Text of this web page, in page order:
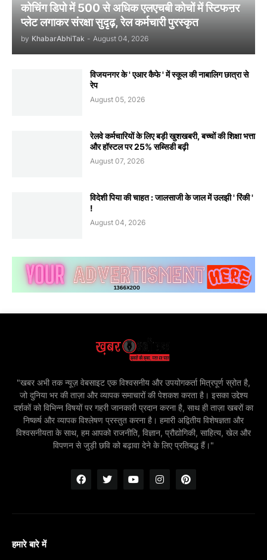
कोचिंग डिपो में 500 से अधिक एलएचबी कोचों में स्टिफऩर
प्लेट लगाकर संरक्षा सुदृढ़, रेल कर्मचारी पुरस्कृत
by KhabarAbhiTak - August 04, 2026
विजयनगर के ' एआर कैफे ' में स्कूल की नाबालिग छात्रा से
रेप
August 05, 2026
रेलवे कर्मचारियों के लिए बड़ी खुशखबरी, बच्चों की शिक्षा भत्ता
और हॉस्टल पर 25% सब्सिडी बढ़ी
August 07, 2026
विदेशी पिया की चाहत : जालसाजी के जाल में उलझी ' रिंकी '
!
August 04, 2026
"खबर अभी तक न्यूज़ वेबसाइट एक विश्वसनीय और उपयोगकर्ता मित्रपूर्ण स्रोत है,
जो दुनिया भर की ताज़ा और व्यापक समाचारों की पेशकश करता है। इसका उद्देश्य
दर्शकों को विभिन्न विषयों पर गहरी जानकारी प्रदान करना है, साथ ही ताज़ा खबरों का
निष्कर्ष और व्यापक विश्लेषण प्रस्तुत करना है। हमारी अद्वितीय विशेषज्ञता और
विश्वसनीयता के साथ, हम आपको राजनीति, विज्ञान, प्रौद्योगिकी, साहित्य, खेल और
विपणन से जुड़ी छवि को बढ़ावा देने के लिए प्रतिबद्ध हैं।"
हमारे बारे में